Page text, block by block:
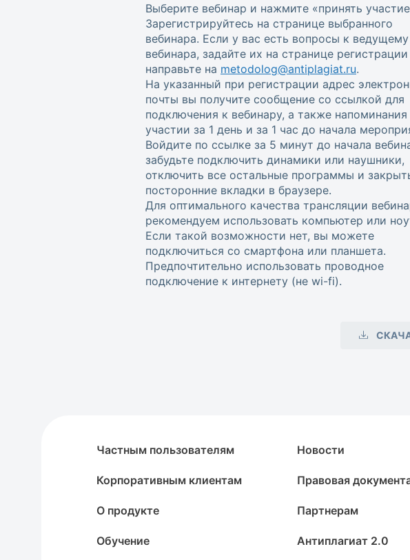
Выберите вебинар и нажмите «принять
Зарегистрируйтесь на странице выбранного
вебинара. Если у вас есть вопросы к ведущему
вебинара, задайте их на странице
направьте на metodolog@antiplagiat.ru.
На указанный при регистрации адрес
почты вы получите сообщение со ссылкой для
подключения к вебинару, а также напоминания
участии за 1 день и за 1 час до начала
Войдите по ссылке за 5 минут до начала
забудьте подключить динамики или наушники,
отключить все остальные программы и
посторонние вкладки в браузере.
Для оптимального качества трансляции
рекомендуем использовать компьютер или
Если такой возможности нет, вы можете
подключиться со смартфона или планшета.
Предпочтительно использовать проводное
подключение к интернету (не wi-fi).
Частным пользователям
Корпоративным клиентам
О продукте
Обучение
Новости
Правовая
Партнерам
Антиплагиат 2.0